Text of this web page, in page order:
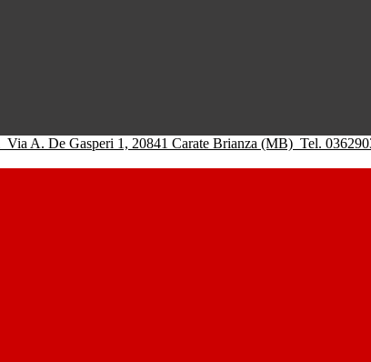
Via A. De Gasperi 1, 20841 Carate Brianza (MB) Tel.